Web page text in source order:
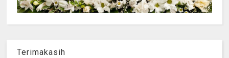
Terimakasih